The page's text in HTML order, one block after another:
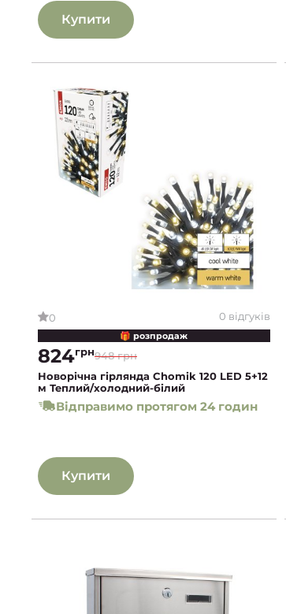
Купити
0 0 відгуків
🎁 розпродаж
948 грн
824грн
Новорічна гірлянда Chomik 120 LED 5+12
м Теплий/холодний-білий
Відправимо протягом 24 годин
Купити